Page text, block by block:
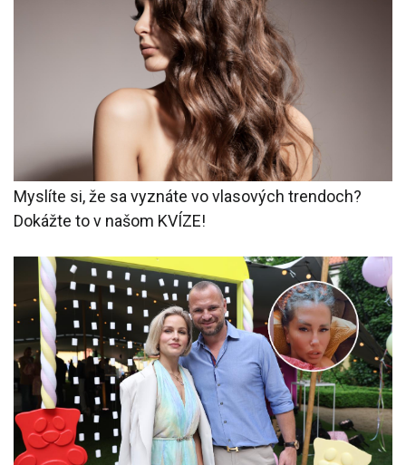
Myslíte si, že sa vyznáte vo vlasových trendoch?
Dokážte to v našom KVÍZE!